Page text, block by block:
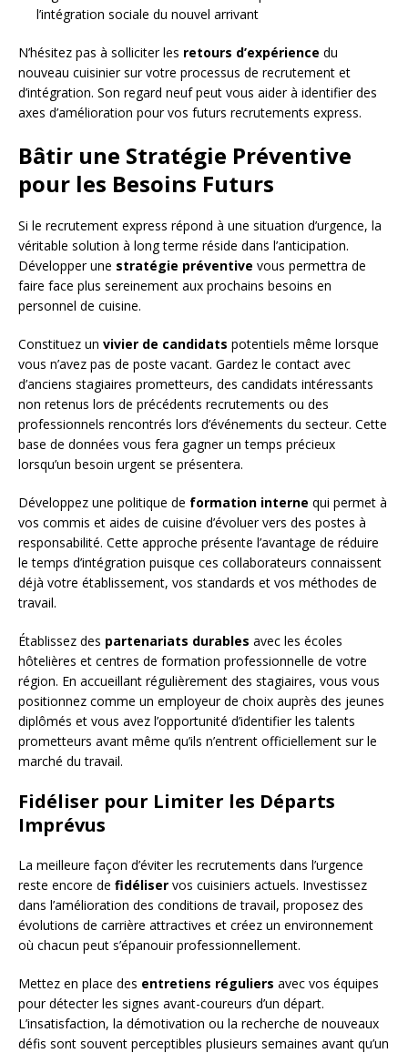
l’intégration sociale du nouvel arrivant
N’hésitez pas à solliciter les retours d’expérience du
nouveau cuisinier sur votre processus de recrutement et
d’intégration. Son regard neuf peut vous aider à identifier des
axes d’amélioration pour vos futurs recrutements express.
Bâtir une Stratégie Préventive
pour les Besoins Futurs
Si le recrutement express répond à une situation d’urgence, la
véritable solution à long terme réside dans l’anticipation.
Développer une stratégie préventive vous permettra de
faire face plus sereinement aux prochains besoins en
personnel de cuisine.
Constituez un vivier de candidats potentiels même lorsque
vous n’avez pas de poste vacant. Gardez le contact avec
d’anciens stagiaires prometteurs, des candidats intéressants
non retenus lors de précédents recrutements ou des
professionnels rencontrés lors d’événements du secteur. Cette
base de données vous fera gagner un temps précieux
lorsqu’un besoin urgent se présentera.
Développez une politique de formation interne qui permet à
vos commis et aides de cuisine d’évoluer vers des postes à
responsabilité. Cette approche présente l’avantage de réduire
le temps d’intégration puisque ces collaborateurs connaissent
déjà votre établissement, vos standards et vos méthodes de
travail.
Établissez des partenariats durables avec les écoles
hôtelières et centres de formation professionnelle de votre
région. En accueillant régulièrement des stagiaires, vous vous
positionnez comme un employeur de choix auprès des jeunes
diplômés et vous avez l’opportunité d’identifier les talents
prometteurs avant même qu’ils n’entrent officiellement sur le
marché du travail.
Fidéliser pour Limiter les Départs
Imprévus
La meilleure façon d’éviter les recrutements dans l’urgence
reste encore de fidéliser vos cuisiniers actuels. Investissez
dans l’amélioration des conditions de travail, proposez des
évolutions de carrière attractives et créez un environnement
où chacun peut s’épanouir professionnellement.
Mettez en place des entretiens réguliers avec vos équipes
pour détecter les signes avant-coureurs d’un départ.
L’insatisfaction, la démotivation ou la recherche de nouveaux
défis sont souvent perceptibles plusieurs semaines avant qu’un